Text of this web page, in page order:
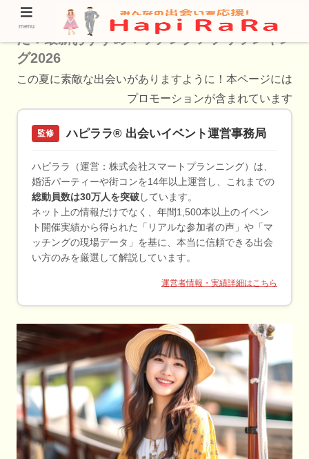
【楽しいと評判】梅田・茶屋町で選び抜かれ
た！最新おすすめマッチングアプリランキン
グ2026
この夏に素敵な出会いがありますように！本ページには
プロモーションが含まれています
監修 ハピララ® 出会いイベント運営事務局
ハピララ（運営：株式会社スマートプランニング）は、
婚活パーティーや街コンを14年以上運営し、これまでの
総動員数は30万人を突破 しています。
ネット上の情報だけでなく、年間1,500本以上のイベン
ト開催実績から得られた「リアルな参加者の声」や「マ
ッチングの現場データ」を基に、本当に信頼できる出会
い方のみを厳選して解説しています。
運営者情報・実績詳細はこちら
menu